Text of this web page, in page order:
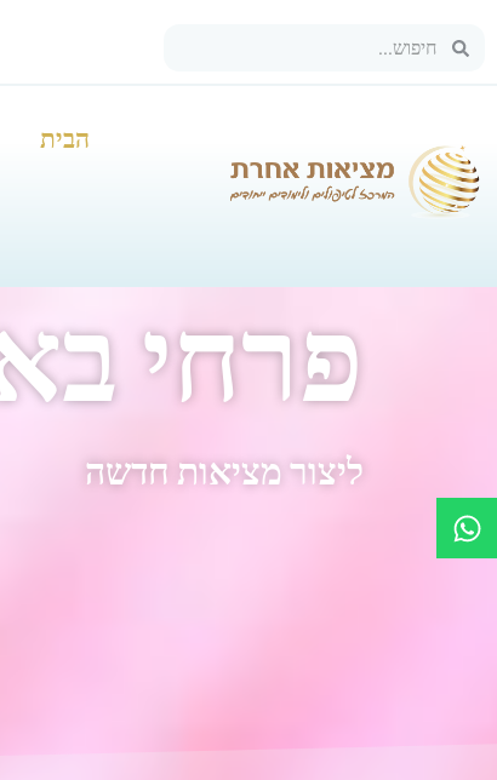
הבית
פרחי
ליצור מציאות חדשה